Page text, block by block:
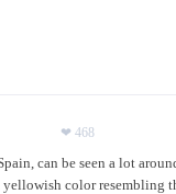
❤ 468
can be seen a lot
yellowish color resembling